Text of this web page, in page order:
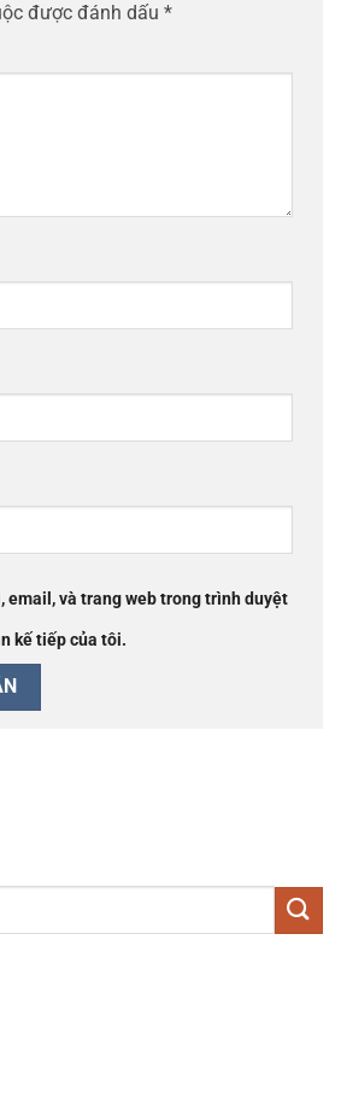
được đánh dấu *
email, và trang web trong trình duyệt
kế tiếp của tôi.